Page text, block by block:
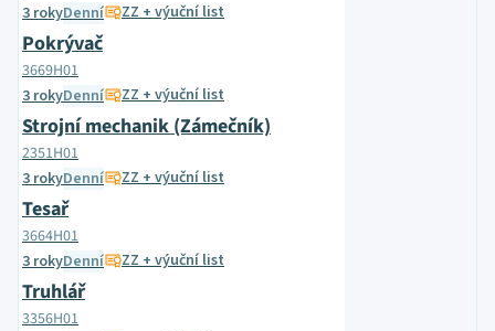
3 rokyDenní ZZ + výuční list
Pokrývač
3669H01
3 rokyDenní ZZ + výuční list
Strojní mechanik (Zámečník)
2351H01
3 rokyDenní ZZ + výuční list
Tesař
3664H01
3 rokyDenní ZZ + výuční list
Truhlář
3356H01